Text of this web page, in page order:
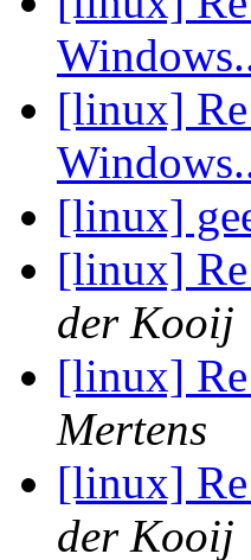
[linux]
[linux]
[linux]
der Kooij
[linux]
Mertens
[linux]
der Kooij